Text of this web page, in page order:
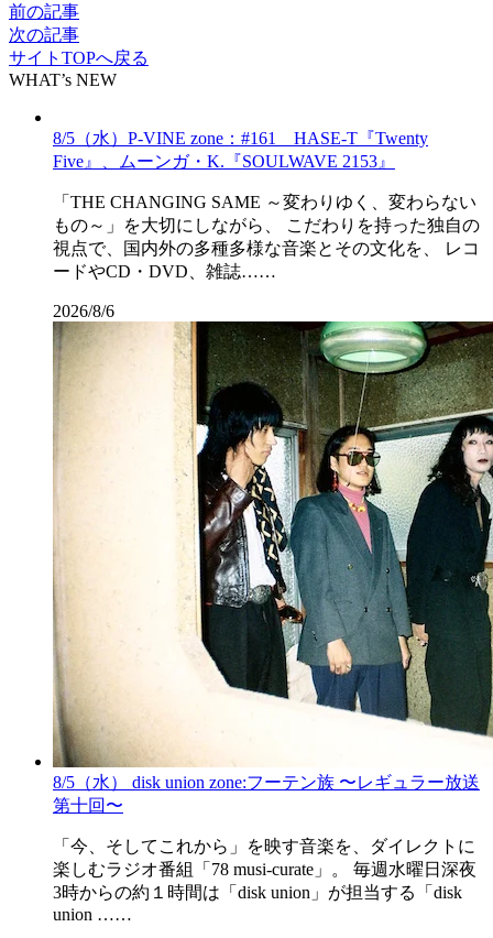
前の記事
次の記事
サイトTOPへ戻る
WHAT’s NEW
8/5（水）P-VINE zone：#161 HASE-T『Twenty
Five』、ムーンガ・K.『SOULWAVE 2153』
「THE CHANGING SAME ～変わりゆく、変わらない
もの～」を大切にしながら、 こだわりを持った独自の
視点で、国内外の多種多様な音楽とその文化を、 レコ
ードやCD・DVD、雑誌……
2026/8/6
8/5（水） disk union zone:フーテン族 〜レギュラー放送
第十回〜
「今、そしてこれから」を映す音楽を、ダイレクトに
楽しむラジオ番組「78 musi-curate」。 毎週水曜日深夜
3時からの約１時間は「disk union」が担当する「disk
union ……